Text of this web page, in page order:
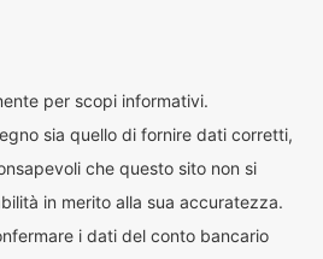
per scopi informativi.
sia quello di fornire dati corretti,
che questo sito non si
in merito alla sua accuratezza.
i dati del conto bancario